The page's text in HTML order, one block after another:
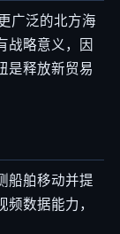
广泛的北方海
战略意义，因
是释放新贸易
船舶移动并提
数据能力，